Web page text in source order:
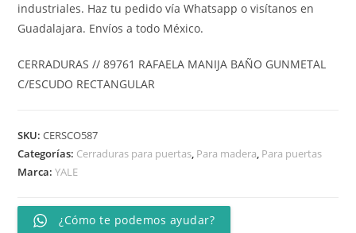
industriales. Haz tu pedido vía Whatsapp o visítanos en
Guadalajara. Envíos a todo México.
CERRADURAS // 89761 RAFAELA MANIJA BAÑO GUNMETAL
C/ESCUDO RECTANGULAR
SKU:CERSCO587
Categorías: Cerraduras para puertas, Para madera, Para puertas
Marca:YALE
¿Cómo te podemos ayudar?